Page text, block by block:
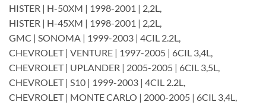
HISTER | H-50XM | 1998-2001 | 2,2L,
HISTER | H-45XM | 1998-2001 | 2,2L,
GMC | SONOMA | 1999-2003 | 4CIL 2.2L,
CHEVROLET | VENTURE | 1997-2005 | 6CIL 3,4L,
CHEVROLET | UPLANDER | 2005-2005 | 6CIL 3,5L,
CHEVROLET | S10 | 1999-2003 | 4CIL 2.2L,
CHEVROLET | MONTE CARLO | 2000-2005 | 6CIL 3,4L,